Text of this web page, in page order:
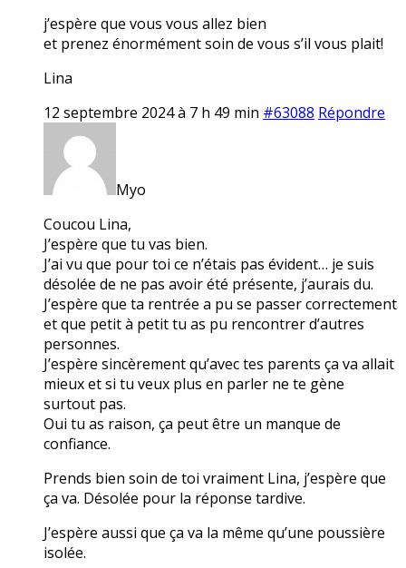
j’espère que vous vous allez bien
et prenez énormément soin de vous s’il vous plait!
Lina
12 septembre 2024 à 7 h 49 min #63088 Répondre
Myo
Coucou Lina,
J’espère que tu vas bien.
J’ai vu que pour toi ce n’étais pas évident… je suis
désolée de ne pas avoir été présente, j’aurais du.
J’espère que ta rentrée a pu se passer correctement
et que petit à petit tu as pu rencontrer d’autres
personnes.
J’espère sincèrement qu’avec tes parents ça va allait
mieux et si tu veux plus en parler ne te gène
surtout pas.
Oui tu as raison, ça peut être un manque de
confiance.
Prends bien soin de toi vraiment Lina, j’espère que
ça va. Désolée pour la réponse tardive.
J’espère aussi que ça va la même qu’une poussière
isolée.